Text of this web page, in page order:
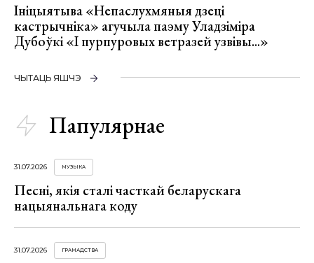
Ініцыятыва «Непаслухмяныя дзеці
кастрычніка» агучыла паэму Уладзіміра
Дубоўкі «І пурпуровых ветразей узвівы...»
ЧЫТАЦЬ ЯШЧЭ
Папулярнае
31.07.2026 МУЗЫКА
Песні, якія сталі часткай беларускага
нацыянальнага коду
31.07.2026 ГРАМАДСТВА